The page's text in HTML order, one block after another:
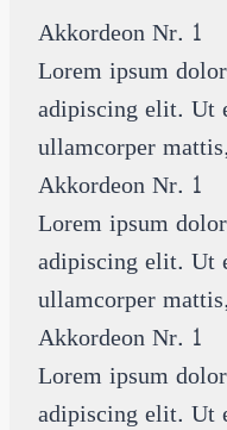
Akkordeon Nr. 1
Lorem ipsum
adipiscing elit. Ut
ullamcorper
Akkordeon Nr. 1
Lorem ipsum
adipiscing elit. Ut
ullamcorper
Akkordeon Nr. 1
Lorem ipsum
adipiscing elit. Ut